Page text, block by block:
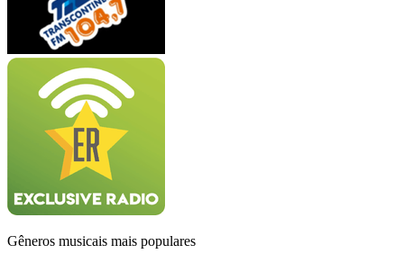
Gêneros musicais mais populares